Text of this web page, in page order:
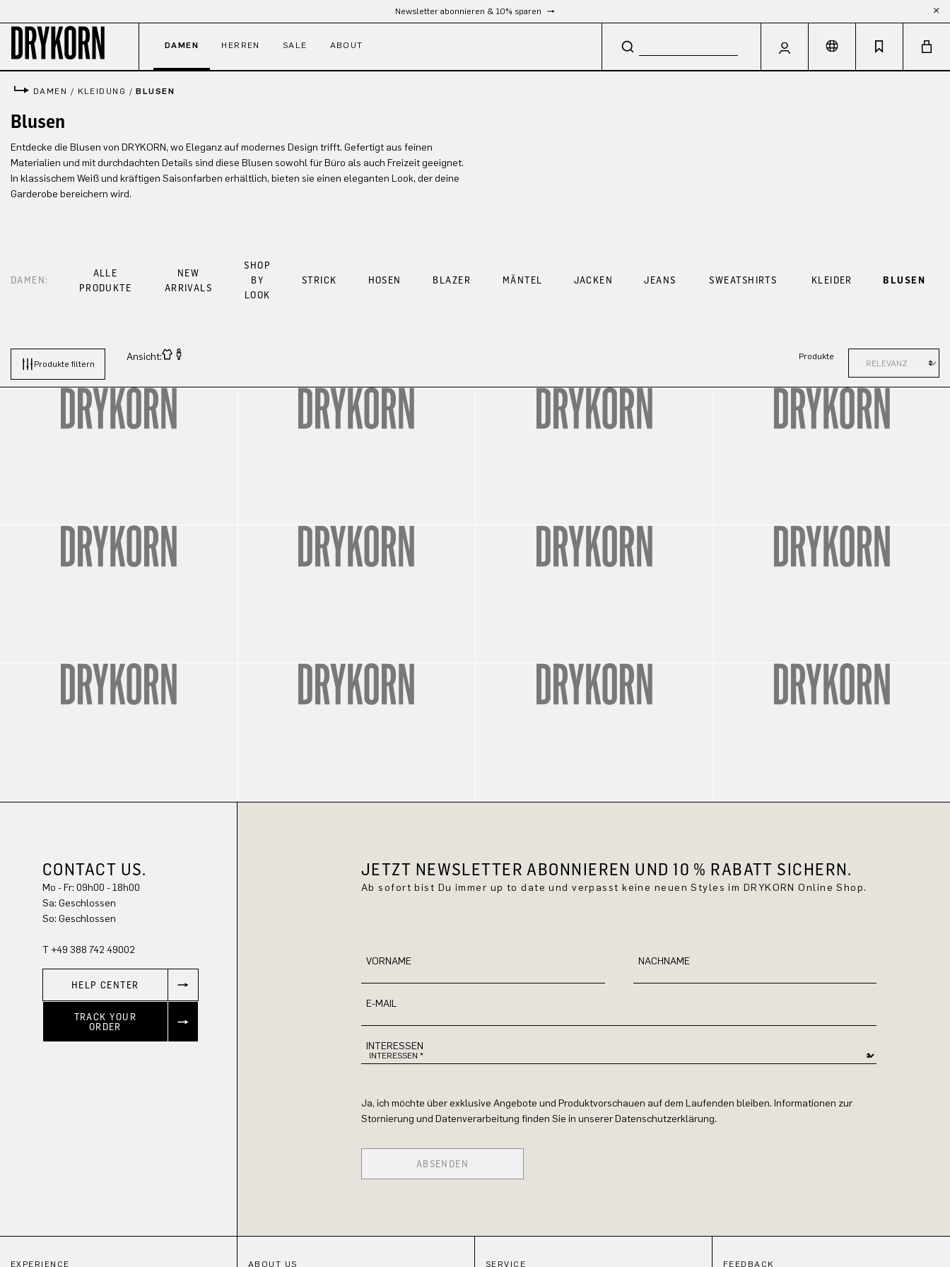
Newsletter abonnieren & 10% sparen
DAMEN HERREN SALE ABOUT
DAMEN / KLEIDUNG /BLUSEN
Blusen
Entdecke die Blusen von DRYKORN, wo Eleganz auf modernes Design trifft. Gefertigt aus feinen
Materialien und mit durchdachten Details sind diese Blusen sowohl für Büro als auch Freizeit geeignet.
In klassischem Weiß und kräftigen Saisonfarben erhältlich, bieten sie einen eleganten Look, der deine
Garderobe bereichern wird.
DAMEN:
ALLE
PRODUKTE
NEW
ARRIVALS
SHOP
BY
LOOK
STRICK HOSEN BLAZER MÄNTEL JACKEN JEANS SWEATSHIRTS KLEIDER BLUSEN
Produkte filtern
Ansicht: Produkte
CONTACT US.
Mo - Fr: 09h00 - 18h00
Sa: Geschlossen
So: Geschlossen
T +49 388 742 49002
HELP CENTER
TRACK YOUR
ORDER
JETZT NEWSLETTER ABONNIEREN UND 10 % RABATT SICHERN.
Ab sofort bist Du immer up to date und verpasst keine neuen Styles im DRYKORN Online Shop.
VORNAME NACHNAME
E-MAIL
INTERESSEN
Ja, ich möchte über exklusive Angebote und Produktvorschauen auf dem Laufenden bleiben. Informationen zur
Stornierung und Datenverarbeitung finden Sie in unserer Datenschutzerklärung.
ABSENDEN
EXPERIENCE ABOUT US SERVICE FEEDBACK